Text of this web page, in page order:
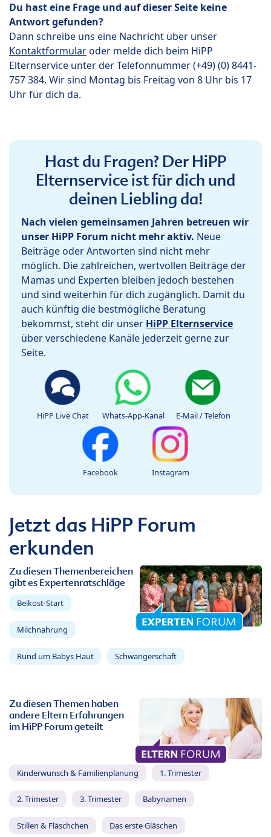
Du hast eine Frage und auf dieser Seite keine
Antwort gefunden?
Dann schreibe uns eine Nachricht über unser
Kontaktformularoder melde dich beim HiPP
Elternservice unter der Telefonnummer (+49) (0) 8441-
757 384. Wir sind Montag bis Freitag von 8 Uhr bis 17
Uhr für dich da.
Hast du Fragen? Der HiPP
Elternservice ist für dich und
deinen Liebling da!
Nach vielen gemeinsamen Jahren betreuen wir
unser HiPP Forum nicht mehr aktiv. Neue
Beiträge oder Antworten sind nicht mehr
möglich. Die zahlreichen, wertvollen Beiträge der
Mamas und Experten bleiben jedoch bestehen
und sind weiterhin für dich zugänglich. Damit du
auch künftig die bestmögliche Beratung
bekommst, steht dir unser HiPP Elternservice
über verschiedene Kanäle jederzeit gerne zur
Seite.
HiPP Live Chat Whats-App-Kanal E-Mail / Telefon
Facebook Instagram
Jetzt das HiPP Forum
erkunden
Zu diesen Themenbereichen
gibt es Expertenratschläge
Beikost-Start
Milchnahrung
Rund um Babys Haut Schwangerschaft
Zu diesen Themen haben
andere Eltern Erfahrungen
im HiPP Forum geteilt
Kinderwunsch & Familienplanung 1. Trimester
2. Trimester 3. Trimester Babynamen
Stillen & Fläschchen Das erste Gläschen